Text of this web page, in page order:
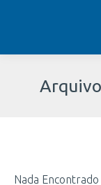
Nada Encontrado